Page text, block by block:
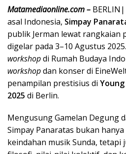
Matamediaonline.com –
asal Indonesia, Simpay
publik Jerman lewat rangkaian
digelar pada 3–10 Agustus
workshopdi Rumah Budaya
workshopdan konser di
penampilan prestisius di Young
2025 di Berlin.
Mengusung Gamelan Degung
Simpay Panaratas bukan
keindahan musik Sunda, tetapi